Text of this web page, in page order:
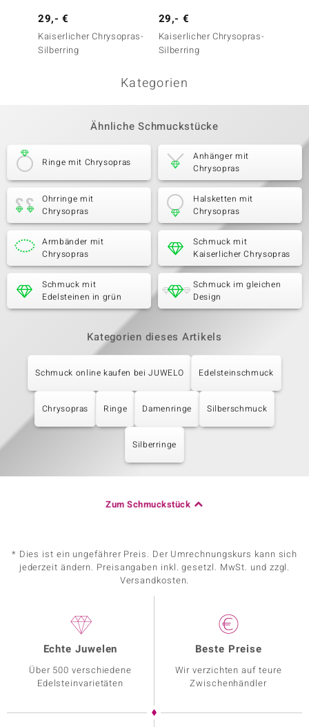
29,- €
Kaiserlicher Chrysopras-
Silberring
29,- €
Kaiserlicher Chrysopras-
Silberring
Kategorien
Ähnliche Schmuckstücke
Ringe mit Chrysopras
Anhänger mit
Chrysopras
Ohrringe mit
Chrysopras
Halsketten mit
Chrysopras
Armbänder mit
Chrysopras
Schmuck mit
Kaiserlicher Chrysopras
Schmuck mit
Edelsteinen in grün
Schmuck im gleichen
Design
Kategorien dieses Artikels
Schmuck online kaufen bei JUWELO Edelsteinschmuck
Chrysopras Ringe Damenringe Silberschmuck
Silberringe
Zum Schmuckstück
* Dies ist ein ungefährer Preis. Der Umrechnungskurs kann sich
jederzeit ändern. Preisangaben inkl. gesetzl. MwSt. und zzgl.
Versandkosten.
Echte Juwelen
Über 500 verschiedene
Edelsteinvarietäten
Beste Preise
Wir verzichten auf teure
Zwischenhändler